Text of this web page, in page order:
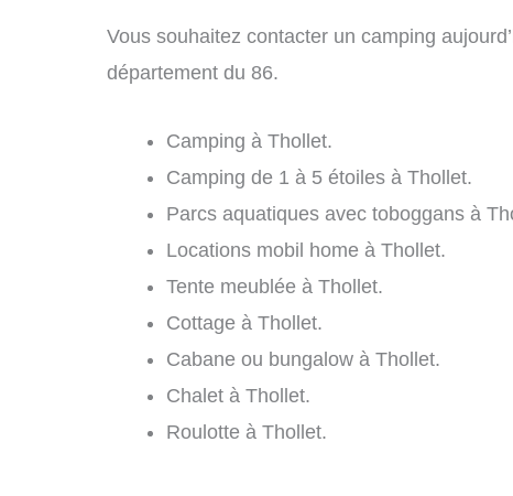
Vous souhaitez contacter un camping
département du 86.
Camping à Thollet.
Camping de 1 à 5 étoiles à Thollet.
Parcs aquatiques avec toboggans à
Locations mobil home à Thollet.
Tente meublée à Thollet.
Cottage à Thollet.
Cabane ou bungalow à Thollet.
Chalet à Thollet.
Roulotte à Thollet.